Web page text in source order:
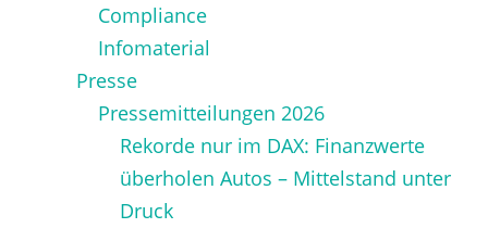
Compliance
Infomaterial
Presse
Pressemitteilungen 2026
Rekorde nur im DAX: Finanzwerte
überholen Autos – Mittelstand unter
Druck